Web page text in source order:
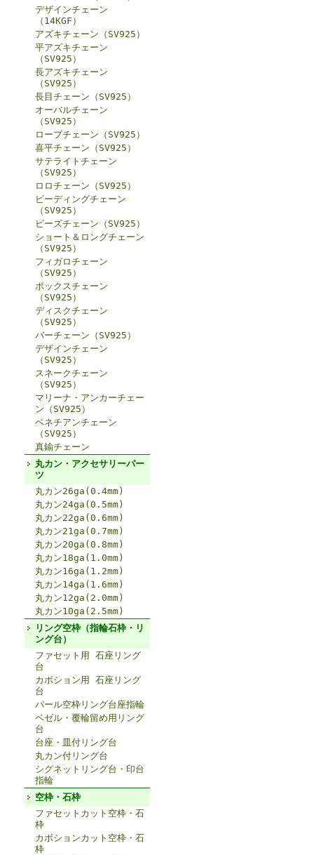
デザインチェーン
（14KGF）
アズキチェーン（SV925）
平アズキチェーン
（SV925）
長アズキチェーン
（SV925）
長目チェーン（SV925）
オーバルチェーン
（SV925）
ロープチェーン（SV925）
喜平チェーン（SV925）
サテライトチェーン
（SV925）
ロロチェーン（SV925）
ビーディングチェーン
（SV925）
ビーズチェーン（SV925）
ショート＆ロングチェーン
（SV925）
フィガロチェーン
（SV925）
ボックスチェーン
（SV925）
ディスクチェーン
（SV925）
バーチェーン（SV925）
デザインチェーン
（SV925）
スネークチェーン
（SV925）
マリーナ・アンカーチェー
ン（SV925）
ベネチアンチェーン
（SV925）
真鍮チェーン
丸カン・アクセサリーパー
ツ
丸カン26ga(0.4mm)
丸カン24ga(0.5mm)
丸カン22ga(0.6mm)
丸カン21ga(0.7mm)
丸カン20ga(0.8mm)
丸カン18ga(1.0mm)
丸カン16ga(1.2mm)
丸カン14ga(1.6mm)
丸カン12ga(2.0mm)
丸カン10ga(2.5mm)
リング空枠（指輪石枠・リ
ング台）
ファセット用 石座リング
台
カボション用 石座リング
台
パール空枠リング台座指輪
ベゼル・覆輪留め用リング
台
台座・皿付リング台
丸カン付リング台
シグネットリング台・印台
指輪
空枠・石枠
ファセットカット空枠・石
枠
カボションカット空枠・石
枠